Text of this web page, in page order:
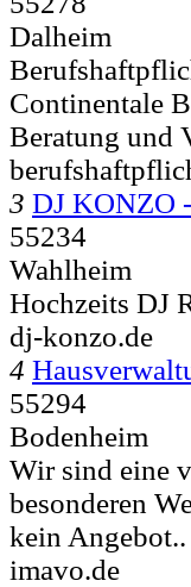
Dalheim
Continentale
Beratung und
3 DJ KONZO
55234
Wahlheim
Hochzeits DJ
dj-konzo.de
4
55294
Bodenheim
Wir sind eine
besonderen
kein Angebot..
imavo.de